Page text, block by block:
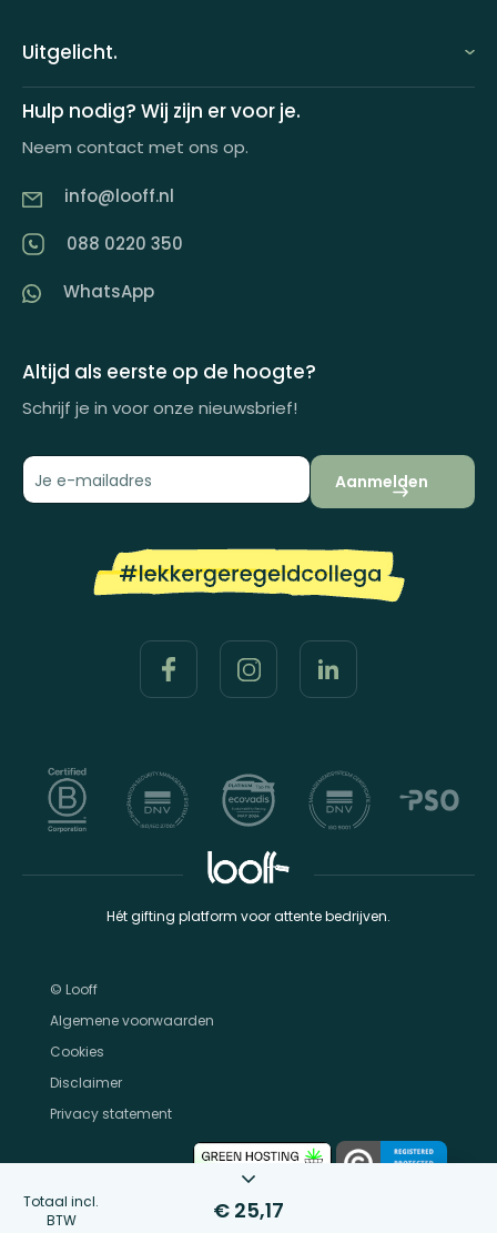
Totaal incl.
BTW
€ 25,17
FAQ
Demo aanvragen
Impactrapport
Uitgelicht.
Keuzecadeauconcepten
Looff keuzecadeaukaart
Producten in huisstijl
Hulp nodig? Wij zijn er voor je.
Neem contact met ons op.
info@looff.nl
088 0220 350
WhatsApp
Altijd als eerste op de hoogte?
Schrijf je in voor onze nieuwsbrief!
Aanmelden
© Looff
Algemene voorwaarden
Cookies
Hét gifting platform voor attente bedrijven.
Disclaimer
Privacy statement